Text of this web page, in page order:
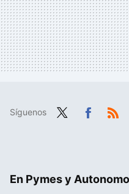
Síguenos
En Pymes y